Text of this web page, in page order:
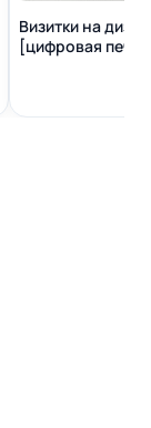
Визитки на
[цифровая